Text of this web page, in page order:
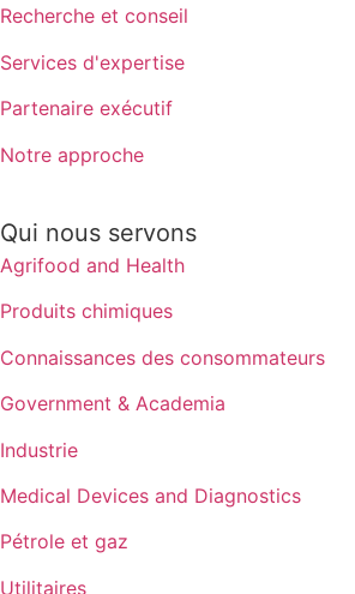
Recherche et conseil
Services d'expertise
Partenaire exécutif
Notre approche
Qui nous servons
Agrifood and Health
Produits chimiques
Connaissances des consommateurs
Government & Academia
Industrie
Medical Devices and Diagnostics
Pétrole et gaz
Utilitaires